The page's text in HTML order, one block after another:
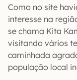
Como no site
interesse na
se chama Kita
visitando vários
caminhada
população local